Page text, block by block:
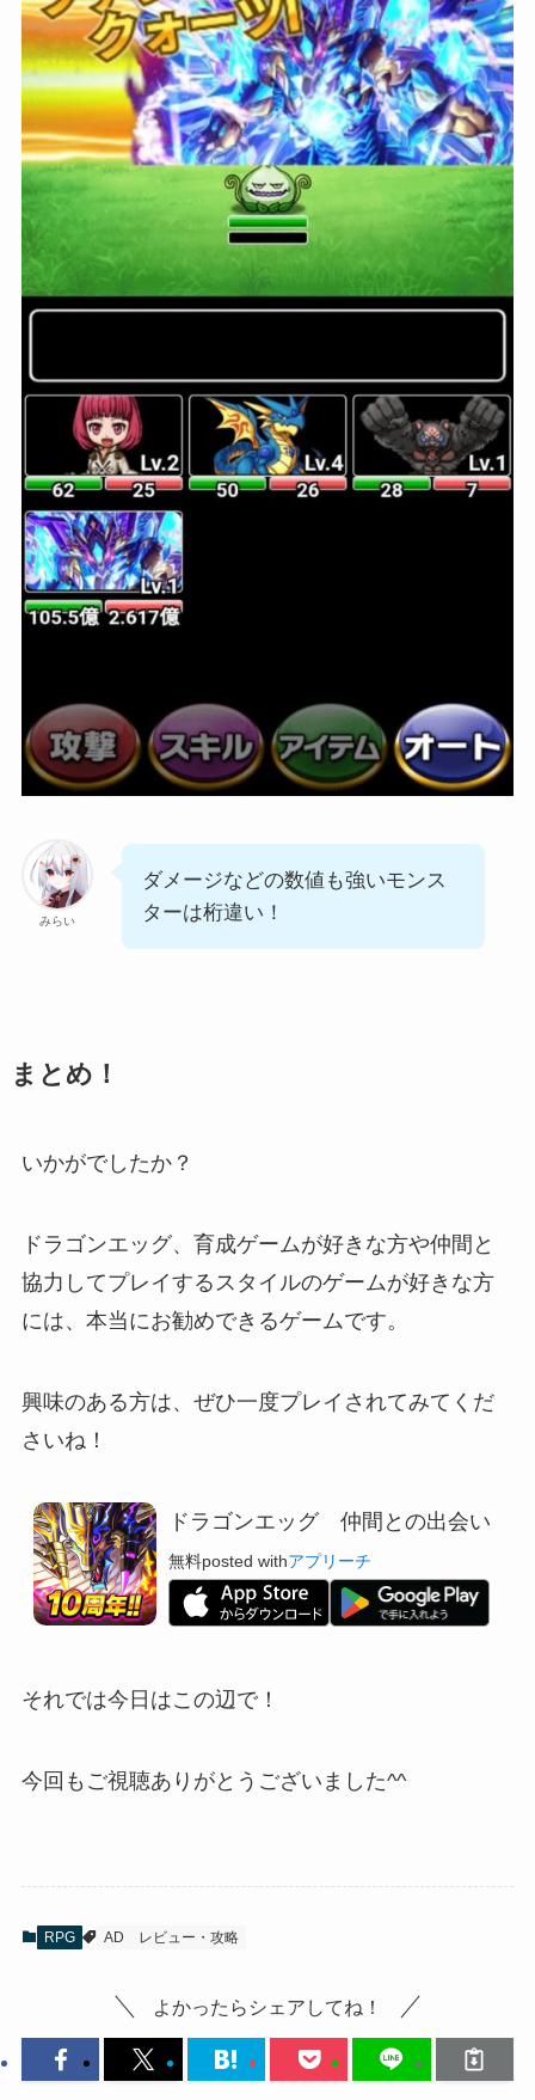
みらい
ダメージなどの数値も強いモンス
ターは桁違い！
まとめ！
いかがでしたか？
ドラゴンエッグ、育成ゲームが好きな方や仲間と
協力してプレイするスタイルのゲームが好きな方
には、本当にお勧めできるゲームです。
興味のある方は、ぜひ一度プレイされてみてくだ
さいね！
ドラゴンエッグ 仲間との出会い
無料posted withアプリーチ
それでは今日はこの辺で！
今回もご視聴ありがとうございました^^
RPG AD レビュー・攻略
よかったらシェアしてね！